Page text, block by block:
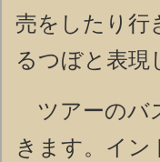
売をしたり行
るつぼと表現
ツアーのバ
きます。イン